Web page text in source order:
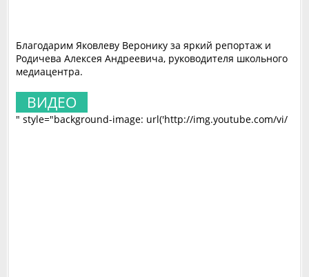
Благодарим Яковлеву Веронику за яркий репортаж и
Родичева Алексея Андреевича, руководителя школьного
медиацентра.
ВИДЕО
" style="background-image: url('http://img.youtube.com/vi/